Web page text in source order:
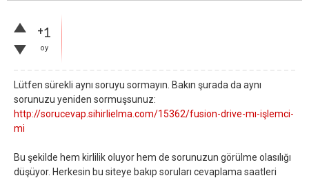
+1
oy
Lütfen sürekli aynı soruyu sormayın. Bakın şurada da aynı
sorunuzu yeniden sormuşsunuz:
http://sorucevap.sihirlielma.com/15362/fusion-drive-mı-işlemci-
mi
Bu şekilde hem kirlilik oluyor hem de sorunuzun görülme olasılığı
düşüyor. Herkesin bu siteye bakıp soruları cevaplama saatleri